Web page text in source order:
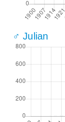
♂ Julian